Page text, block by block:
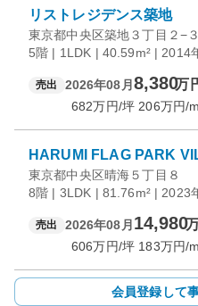
リストレジデンス築地
東京都中央区築地３丁目２−３
5階 | 1LDK | 40.59m² | 2014
売出 2026年08月 8,380万
682万円/坪 206万円/
HARUMI FLAG PARK
東京都中央区晴海５丁目８
8階 | 3LDK | 81.76m² | 2023
売出 2026年08月 14,980
606万円/坪 183万円/
会員登録して